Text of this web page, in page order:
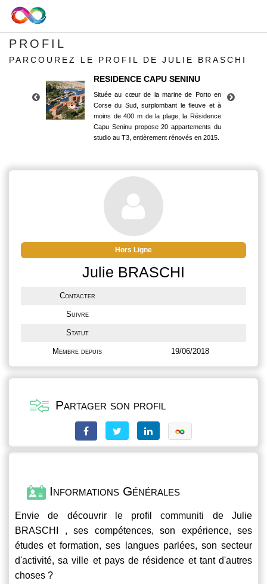
PROFIL
PARCOUREZ LE PROFIL DE JULIE BRASCHI
RESIDENCE CAPU SENINU
Située au cœur de la marine de Porto en
Corse du Sud, surplombant le fleuve et à
moins de 400 m de la plage, la Résidence
Capu Seninu propose 20 appartements du
studio au T3, entièrement rénovés en 2015.
Corse du Sud, surplombant le fleuve et à
moins de 400 m de la plage, la Résidence
Capu Seninu propose 20 appartements du
studio au T3, entièrement rénovés en 2015.
Hors Ligne
Julie BRASCHI
Contacter
Suivre
Statut
Membre depuis 19/06/2018
Partager son profil
Informations Générales
Envie de découvrir le profilcommuniti de Julie
BRASCHI , ses compétences, son expérience, ses
études et formation, ses langues parlées, son secteur
d'activité, sa ville et pays de résidence et tant d'autres
choses ?